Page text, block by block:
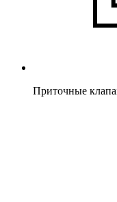
Приточные